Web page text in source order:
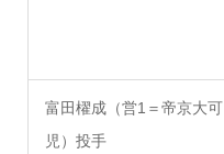
富田櫂成（営1＝帝京大可
児）投手